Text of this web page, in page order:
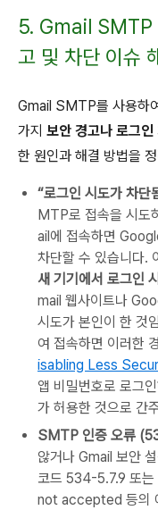
5. Gmail SMTP
고 및 차단 이슈
Gmail SMTP를 사용하
가지 보안 경고나 로그인
한 원인과 해결 방법을
“로그인 시도가 차단
MTP로 접속을 시도
ail에 접속하면
차단할 수 있습니다.
새 기기에서 로그인
mail 웹사이트나
시도가 본인이 한 것
여 접속하면 이러한
isabling Less
앱 비밀번호로 로그
가 허용한 것으로 간
SMTP 인증 오류
않거나 Gmail 보안
코드 534-5.7.9 또
not accepted 등의